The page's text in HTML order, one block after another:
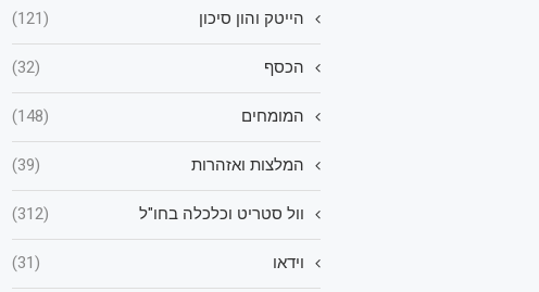
הייטק והון סיכון (121)
הכסף (32)
המומחים (148)
המלצות ואזהרות (39)
וול סטריט וכלכלה בחו"ל (312)
וידאו (31)